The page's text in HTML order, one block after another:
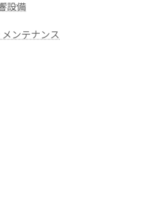
設備
ンテナンス